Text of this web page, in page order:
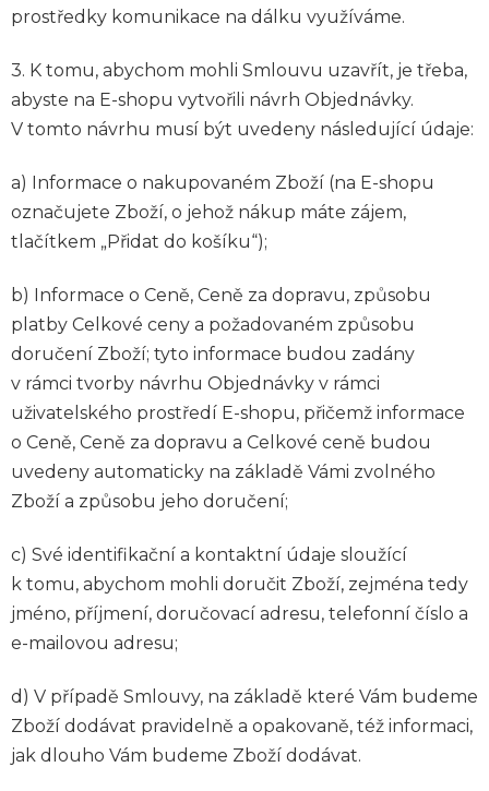
prostředky komunikace na dálku využíváme.
3. K tomu, abychom mohli Smlouvu uzavřít, je třeba,
abyste na E-shopu vytvořili návrh Objednávky.
V tomto návrhu musí být uvedeny následující údaje:
a) Informace o nakupovaném Zboží (na E-shopu
označujete Zboží, o jehož nákup máte zájem,
tlačítkem „Přidat do košíku“);
b) Informace o Ceně, Ceně za dopravu, způsobu
platby Celkové ceny a požadovaném způsobu
doručení Zboží; tyto informace budou zadány
v rámci tvorby návrhu Objednávky v rámci
uživatelského prostředí E-shopu, přičemž informace
o Ceně, Ceně za dopravu a Celkové ceně budou
uvedeny automaticky na základě Vámi zvolného
Zboží a způsobu jeho doručení;
c) Své identifikační a kontaktní údaje sloužící
k tomu, abychom mohli doručit Zboží, zejména tedy
jméno, příjmení, doručovací adresu, telefonní číslo a
e-mailovou adresu;
d) V případě Smlouvy, na základě které Vám budeme
Zboží dodávat pravidelně a opakovaně, též informaci,
jak dlouho Vám budeme Zboží dodávat.